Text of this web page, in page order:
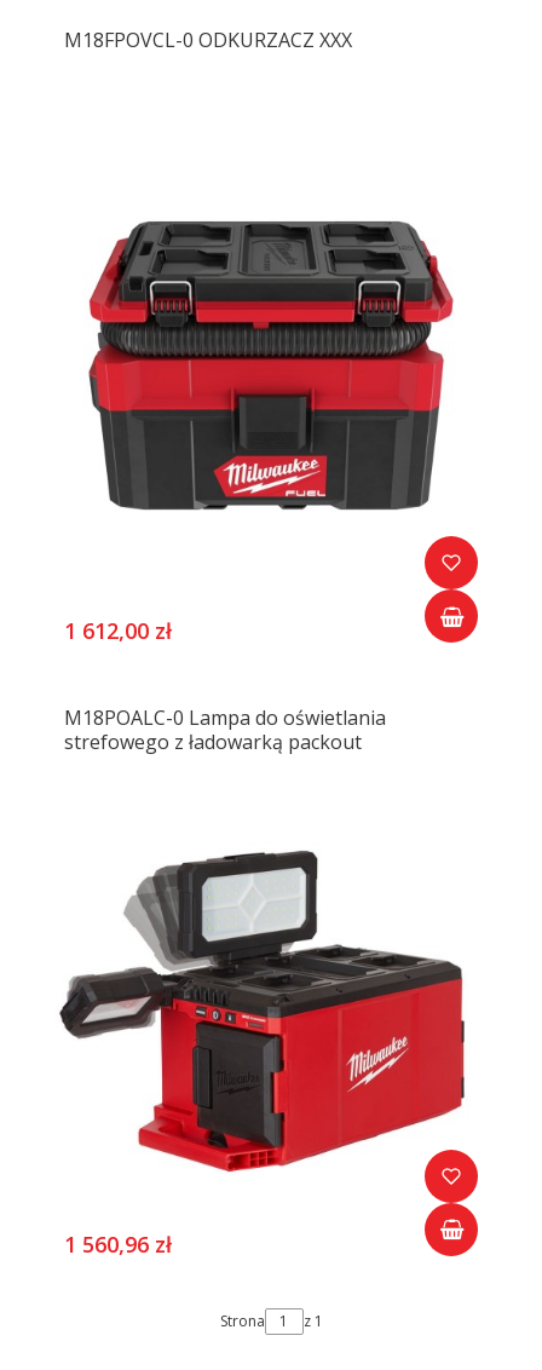
M18FPOVCL-0 ODKURZACZ XXX
1 612,00 zł
M18POALC-0 Lampa do oświetlania
strefowego z ładowarką packout
1 560,96 zł
Strona z 1